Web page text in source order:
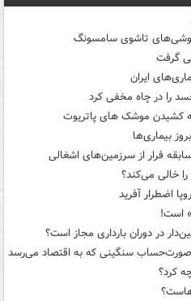
تاشوی سامسونگ
ایران
را در چاه مخفی کرد
ته کشیدن موشک های پاتریوت
بیماری‌ها
فرار از سرزمین‌های اشغالی
خالی می‌کند؟
اضطرار آفرید
است!
در دوران بارداری مجاز است؟
سنگینی که به اقتصاد می‌رسد
کرد؟